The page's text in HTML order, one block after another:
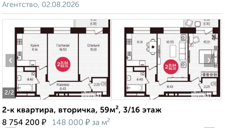
Агентство, 02.08.2026
2/2
‹ ›
2-к квартира, вторичка, 59м², 3/16 этаж
8 754 200 ₽ 148 000 ₽ за м²